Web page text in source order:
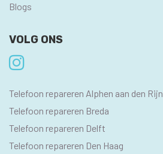
Blogs
VOLG ONS
SEO
PAGINA'S
Telefoon repareren Alphen aan den Rijn
Telefoon repareren Breda
Telefoon repareren Delft
Telefoon repareren Den Haag